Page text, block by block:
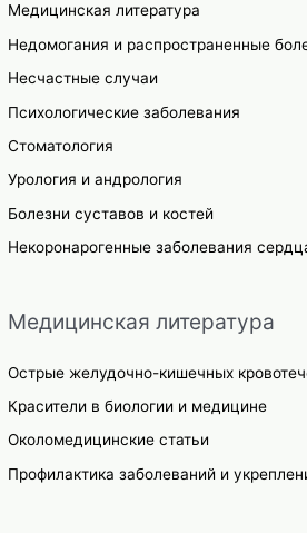
Медицинская литература
Недомогания и распространенные
Несчастные случаи
Психологические заболевания
Стоматология
Урология и андрология
Болезни суставов и костей
Некоронарогенные заболевания
Медицинская литература
Острые желудочно-кишечных
Красители в биологии и медицине
Околомедицинские статьи
Профилактика заболеваний и